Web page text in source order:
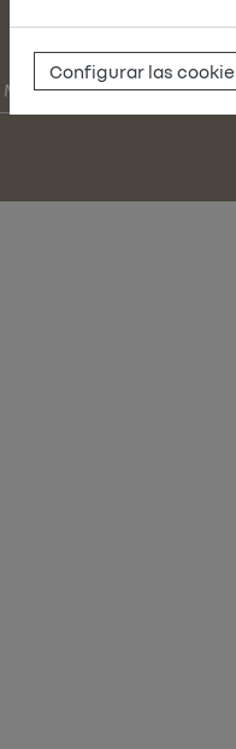
Madrid(España)
Configurar las